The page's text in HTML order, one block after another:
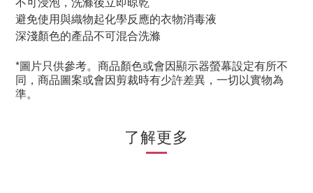
避免使用與織物起化學反應的衣物消毒液
深淺顏色的產品不可混合洗滌
*圖片只供參考。商品顏色或會因顯示器螢幕設定有所不
同，商品圖案或會因剪裁時有少許差異，一切以實物為
準。
了解更多